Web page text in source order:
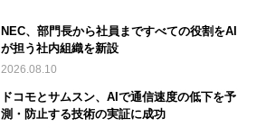
NEC、部門長から社員まですべての役割をAI
が担う社内組織を新設
2026.08.10
ドコモとサムスン、AIで通信速度の低下を予
測・防止する技術の実証に成功